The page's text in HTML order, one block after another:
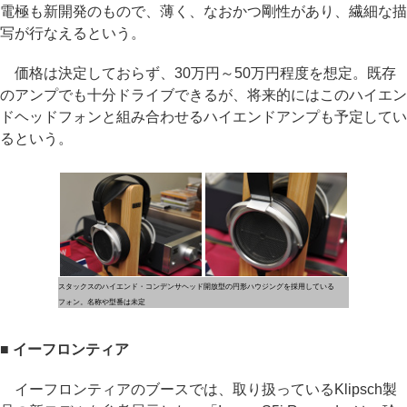
電極も新開発のもので、薄く、なおかつ剛性があり、繊細な描
写が行なえるという。
価格は決定しておらず、30万円～50万円程度を想定。既存
のアンプでも十分ドライブできるが、将来的にはこのハイエン
ドヘッドフォンと組み合わせるハイエンドアンプも予定してい
るという。
スタックスのハイエンド・コンデンサヘッド
フォン。名称や型番は未定
開放型の円形ハウジングを採用している
■ イーフロンティア
イーフロンティアのブースでは、取り扱っているKlipsch製